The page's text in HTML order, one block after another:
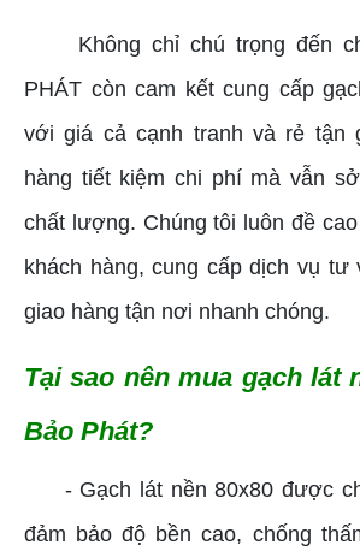
Không chỉ chú trọng đến
PHÁT còn cam kết cung cấp
với giá cả cạnh tranh và rẻ tận
hàng tiết kiệm chi phí mà vẫn
chất lượng. Chúng tôi luôn đề
khách hàng, cung cấp dịch vụ tư
giao hàng tận nơi nhanh chóng.
Tại sao nên mua gạch lát
Bảo Phát?
- Gạch lát nền 80x80 được
đảm bảo độ bền cao, chống